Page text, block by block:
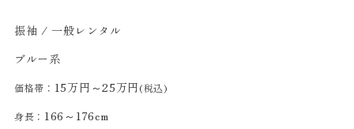
振袖 / 一般レンタル
ブルー系
価格帯： 15万円～25万円(税込)
身長： 166～176cm